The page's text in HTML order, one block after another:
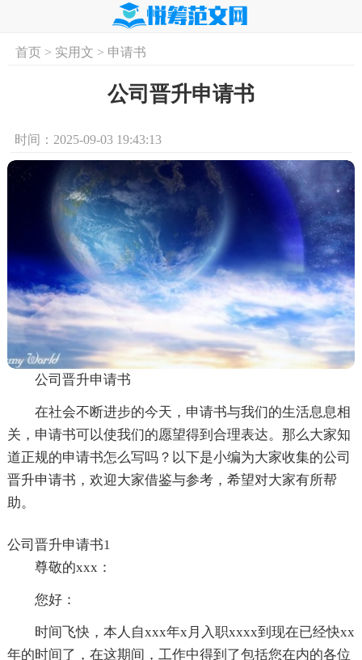
首页 实用文
首页> 实用文 > 申请书
公司晋升申请书
时间：2025-09-03 19:43:13
公司晋升申请书
在社会不断进步的今天，申请书与我们的生活息息相
关，申请书可以使我们的愿望得到合理表达。那么大家知
道正规的申请书怎么写吗？以下是小编为大家收集的公司
晋升申请书，欢迎大家借鉴与参考，希望对大家有所帮
助。
公司晋升申请书1
尊敬的xxx：
您好：
时间飞快，本人自xxx年x月入职xxxx到现在已经快xx
年的时间了，在这期间，工作中得到了包括您在内的各位